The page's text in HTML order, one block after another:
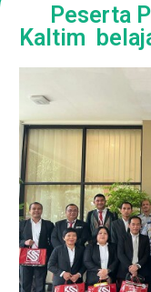
Peserta
Kaltim